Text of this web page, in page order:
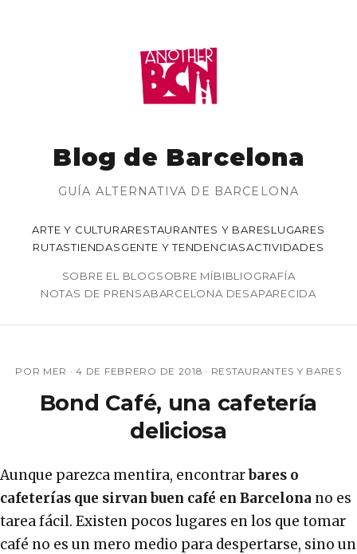
Blog de Barcelona
GUÍA ALTERNATIVA DE BARCELONA
ARTE Y CULTURARESTAURANTES Y BARESLUGARES
RUTASTIENDASGENTE Y TENDENCIASACTIVIDADES
SOBRE EL BLOGSOBRE MÍBIBLIOGRAFÍA
NOTAS DE PRENSABARCELONA DESAPARECIDA
POR MER ·4 DE FEBRERO DE 2018 · RESTAURANTES Y BARES
Bond Café, una cafetería
deliciosa
Aunque parezca mentira, encontrarbares o
cafeterías que sirvan buen café en Barcelona no es
tarea fácil. Existen pocos lugares en los que tomar
café no es un mero medio para despertarse, sino un